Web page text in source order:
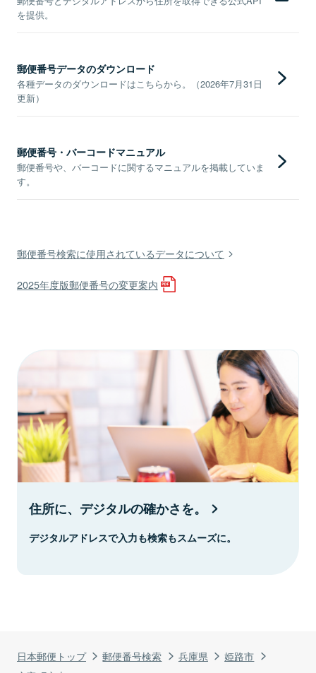
日本郵便トップ 郵便番号検索 兵庫県
姫路市
を提供。
郵便番号データのダウンロード
各種データのダウンロードはこちらから。（2026年7月31日
更新）
郵便番号・バーコードマニュアル
郵便番号や、バーコードに関するマニュアルを掲載していま
す。
郵便番号検索に使用されているデータについて
2025年度版郵便番号の変更案内
住所に、デジタルの確かさを。
デジタルアドレスで入力も検索もスムーズに。